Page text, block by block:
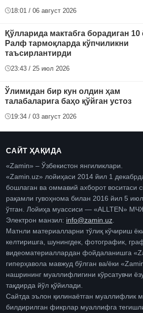
18:01 / 06 август 2026
Қўлларида мактабга борадиган
Ралф тармоқларда кўпчиликни
таъсирлантирди
23:43 / 25 июл 2026
Ўлимидан бир кун олдин ҳам
талабаларига баҳо қўйган устоз
19:34 / 03 август 2026
САЙТ ҲАҚИДА
«Zamin» – Ўзбекистон янгиликлари.
«Zamin.uz» лойиҳаси 2014 йил 1
бошлаган ва оммавий ахборот воситаси
рақамли гувоҳнома билан 2016 йил 5
ўтган. Лойиҳа муассиси — «ALLTEN»
Электрон манзил: info@zamin.uz
Матнли материалларни тўлиқ кўчириш
келтиришга, шунингдек, фотографик,
видеоматериаллардан фойдаланишга
гиперҳавола мавжуд бўлган ва/ёки
нашрининг муаллифлигини кўрсатувчи
тақдирда йўл қўйилади.
Сайтда эълон қилинаётган муаллифлик
билдирилган фикрлар муаллифга